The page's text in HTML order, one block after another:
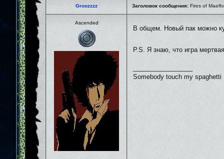
Groozzzz Заголовок сообщения: Fires of
Ascended
В общем. Новый пак можно
P.S. Я знаю, что игра
Somebody touch my spaghetti